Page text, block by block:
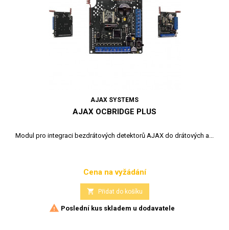
AJAX SYSTEMS
AJAX OCBRIDGE PLUS
Modul pro integraci bezdrátových detektorů AJAX do drátových a...
Cena
Cena na vyžádání
 Přidat do košíku
 Poslední kus skladem u dodavatele